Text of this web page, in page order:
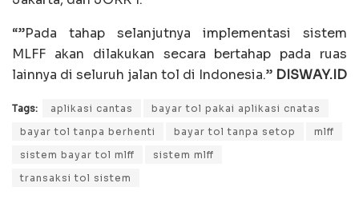
“”Pada tahap selanjutnya implementasi sistem
MLFF akan dilakukan secara bertahap pada ruas
lainnya di seluruh jalan tol di Indonesia.” DISWAY.ID
Tags: aplikasi cantas
bayar tol pakai aplikasi cnatas
bayar tol tanpa berhenti
bayar tol tanpa setop
mlff
sistem bayar tol mlff
sistem mlff
transaksi tol sistem